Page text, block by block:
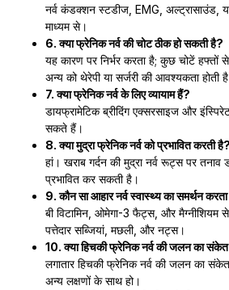
नर्व कंडक्शन स्टडीज, EMG, अल्ट्रासाउंड,
माध्यम से।
6. क्या फ्रेनिक नर्व की चोट ठीक हो सकती है?
यह कारण पर निर्भर करता है; कुछ चोटें हफ्तों से
अन्य को थेरेपी या सर्जरी की आवश्यकता होती
7. क्या फ्रेनिक नर्व के लिए व्यायाम हैं?
डायफ्रामेटिक ब्रीदिंग एक्सरसाइज और
सकते हैं।
8. क्या मुद्रा फ्रेनिक नर्व को प्रभावित करती है?
हां। खराब गर्दन की मुद्रा नर्व रूट्स पर
प्रभावित कर सकती है।
9. कौन सा आहार नर्व स्वास्थ्य का समर्थन
बी विटामिन, ओमेगा-3 फैट्स, और मैग्नीशियम
पत्तेदार सब्जियां, मछली, और नट्स।
10. क्या हिचकी फ्रेनिक नर्व की जलन का
लगातार हिचकी फ्रेनिक नर्व की जलन का
अन्य लक्षणों के साथ हो।